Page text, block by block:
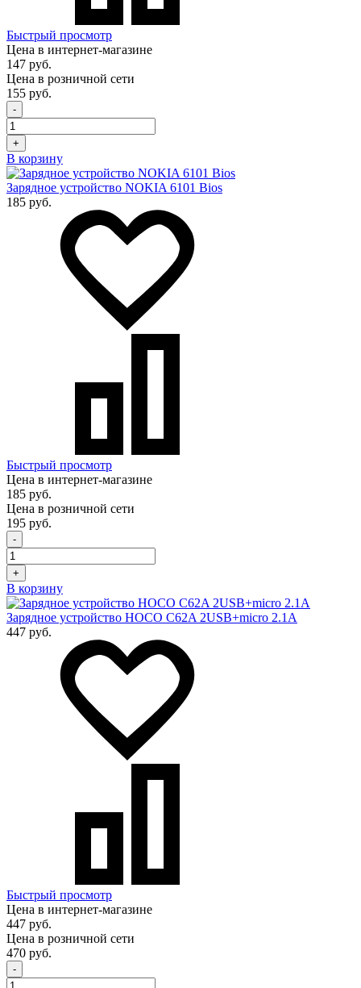
Быстрый просмотр
Цена в интернет-магазине
147 руб.
Цена в розничной сети
155 руб.
-
+
В корзину
Зарядное устройство NOKIA 6101 Bios
185 руб.
Быстрый просмотр
Цена в интернет-магазине
185 руб.
Цена в розничной сети
195 руб.
-
+
В корзину
Зарядное устройство HOCO C62A 2USB+micro 2.1A
447 руб.
Быстрый просмотр
Цена в интернет-магазине
447 руб.
Цена в розничной сети
470 руб.
-